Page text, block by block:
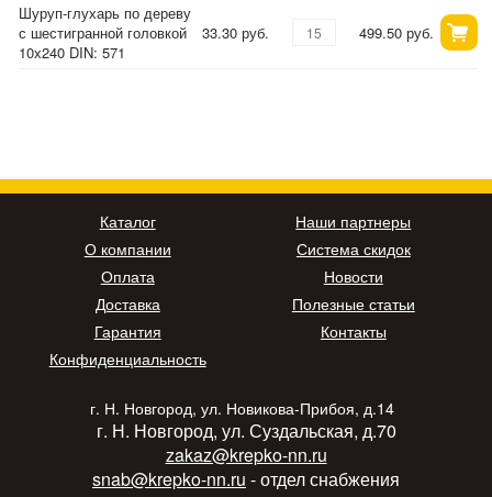
Шуруп-глухарь по дереву
с шестигранной головкой
10х240 DIN: 571
33.30 руб. 499.50 руб.
Каталог
О компании
Оплата
Доставка
Гарантия
Конфиденциальность
Наши партнеры
Система скидок
Новости
Полезные статьи
Контакты
г. Н. Новгород, ул. Новикова-Прибоя, д.14
г. Н. Новгород, ул. Суздальская, д.70
zakaz@krepko-nn.ru
snab@krepko-nn.ru - отдел снабжения